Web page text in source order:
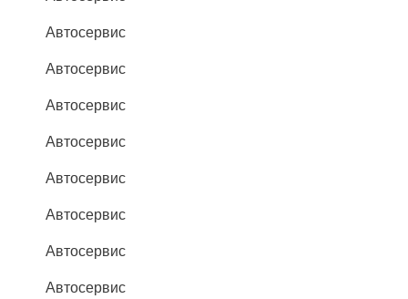
Автосервис
Автосервис
Автосервис
Автосервис
Автосервис
Автосервис
Автосервис
Автосервис